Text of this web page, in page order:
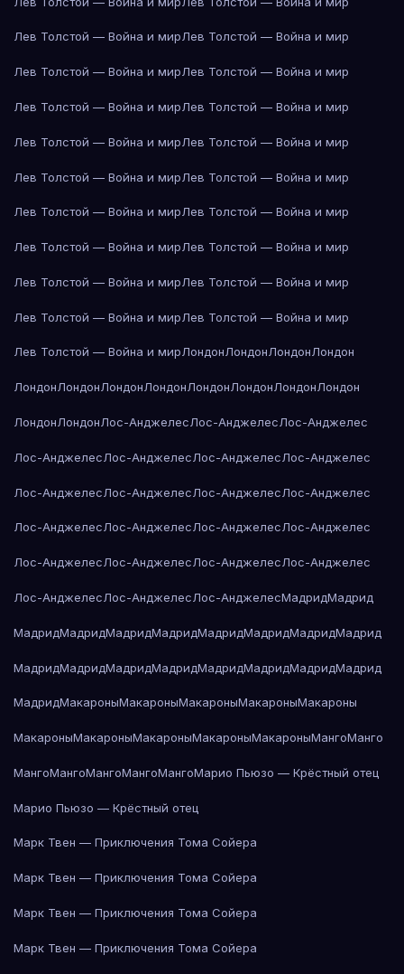
Лев Толстой — Война и мирЛев Толстой — Война и мир
Лев Толстой — Война и мирЛев Толстой — Война и мир
Лев Толстой — Война и мирЛев Толстой — Война и мир
Лев Толстой — Война и мирЛев Толстой — Война и мир
Лев Толстой — Война и мирЛев Толстой — Война и мир
Лев Толстой — Война и мирЛев Толстой — Война и мир
Лев Толстой — Война и мирЛев Толстой — Война и мир
Лев Толстой — Война и мирЛев Толстой — Война и мир
Лев Толстой — Война и мирЛев Толстой — Война и мир
Лев Толстой — Война и мирЛондонЛондонЛондонЛондон
ЛондонЛондонЛондонЛондонЛондонЛондонЛондонЛондон
ЛондонЛондонЛос-АнджелесЛос-АнджелесЛос-Анджелес
Лос-АнджелесЛос-АнджелесЛос-АнджелесЛос-Анджелес
Лос-АнджелесЛос-АнджелесЛос-АнджелесЛос-Анджелес
Лос-АнджелесЛос-АнджелесЛос-АнджелесЛос-Анджелес
Лос-АнджелесЛос-АнджелесЛос-АнджелесЛос-Анджелес
Лос-АнджелесЛос-АнджелесЛос-АнджелесМадридМадрид
МадридМадридМадридМадридМадридМадридМадридМадрид
МадридМадридМадридМадридМадридМадридМадридМадрид
МадридМакароныМакароныМакароныМакароныМакароны
МакароныМакароныМакароныМакароныМакароныМангоМанго
МангоМангоМангоМангоМангоМарио Пьюзо — Крёстный отец
Марио Пьюзо — Крёстный отец
Марк Твен — Приключения Тома Сойера
Марк Твен — Приключения Тома Сойера
Марк Твен — Приключения Тома Сойера
Марк Твен — Приключения Тома Сойера